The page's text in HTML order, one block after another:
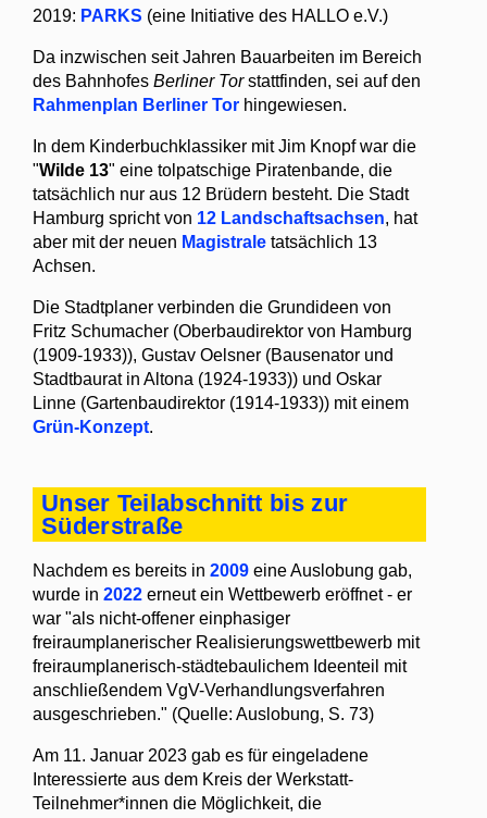
2019: PARKS (eine Initiative des HALLO e.V.)
Da inzwischen seit Jahren Bauarbeiten im Bereich
des Bahnhofes Berliner Torstattfinden, sei auf den
Rahmenplan Berliner Tor hingewiesen.
In dem Kinderbuchklassiker mit Jim Knopf war die
"Wilde 13" eine tolpatschige Piratenbande, die
tatsächlich nur aus 12 Brüdern besteht. Die Stadt
Hamburg spricht von 12 Landschaftsachsen, hat
aber mit der neuen Magistrale tatsächlich 13
Achsen.
Die Stadtplaner verbinden die Grundideen von
Fritz Schumacher (Oberbaudirektor von Hamburg
(1909-1933)), Gustav Oelsner (Bausenator und
Stadtbaurat in Altona (1924-1933)) und Oskar
Linne (Gartenbaudirektor (1914-1933)) mit einem
Grün-Konzept.
Unser Teilabschnitt bis zur
Süderstraße
Nachdem es bereits in 2009 eine Auslobung gab,
wurde in 2022 erneut ein Wettbewerb eröffnet - er
war "als nicht-offener einphasiger
freiraumplanerischer Realisierungswettbewerb mit
freiraumplanerisch-städtebaulichem Ideenteil mit
anschließendem VgV-Verhandlungsverfahren
ausgeschrieben." (Quelle: Auslobung, S. 73)
Am 11. Januar 2023 gab es für eingeladene
Interessierte aus dem Kreis der Werkstatt-
Teilnehmer*innen die Möglichkeit, die